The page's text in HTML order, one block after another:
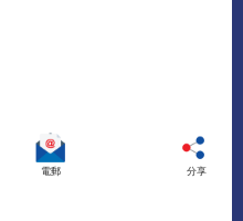
電郵 分享